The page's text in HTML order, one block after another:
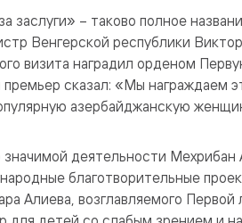
заслуги» – таково полное
Венгерской республики
визита наградил орденом
сказал: «Мы награждаем
азербайджанскую
значимой деятельности
благотворительные
Алиева, возглавляемого